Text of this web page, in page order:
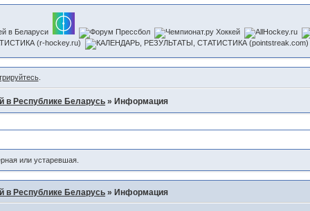
.
в Республике Беларусь »Информация
или устаревшая.
в Республике Беларусь »Информация